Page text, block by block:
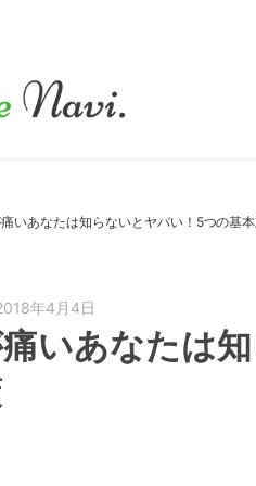
いあなたは知らないとヤバい！5つの基
年4月4日
いあなたは